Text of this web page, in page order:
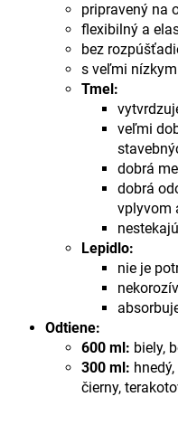
pripravený na
flexibilný a
bez
s veľmi
Tmel:
veľmi
dobrá
dobrá
vplyvom
Lepidlo:
nie je
Odtiene:
600 ml: biely,
300 ml:
čierny,